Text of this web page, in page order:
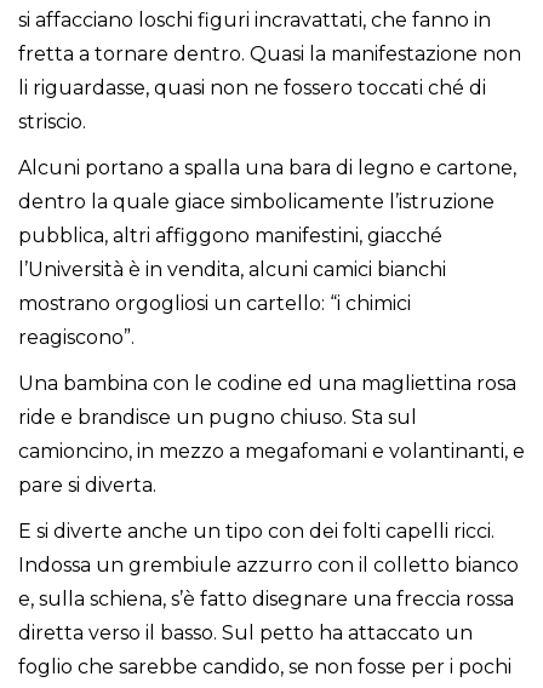
si affacciano loschi figuri incravattati, che fanno in
fretta a tornare dentro. Quasi la manifestazione non
li riguardasse, quasi non ne fossero toccati ché di
striscio.
Alcuni portano a spalla una bara di legno e cartone,
dentro la quale giace simbolicamente l’istruzione
pubblica, altri affiggono manifestini, giacché
l’Università è in vendita, alcuni camici bianchi
mostrano orgogliosi un cartello: “i chimici
reagiscono”.
Una bambina con le codine ed una magliettina rosa
ride e brandisce un pugno chiuso. Sta sul
camioncino, in mezzo a megafomani e volantinanti, e
pare si diverta.
E si diverte anche un tipo con dei folti capelli ricci.
Indossa un grembiule azzurro con il colletto bianco
e, sulla schiena, s’è fatto disegnare una freccia rossa
diretta verso il basso. Sul petto ha attaccato un
foglio che sarebbe candido, se non fosse per i pochi